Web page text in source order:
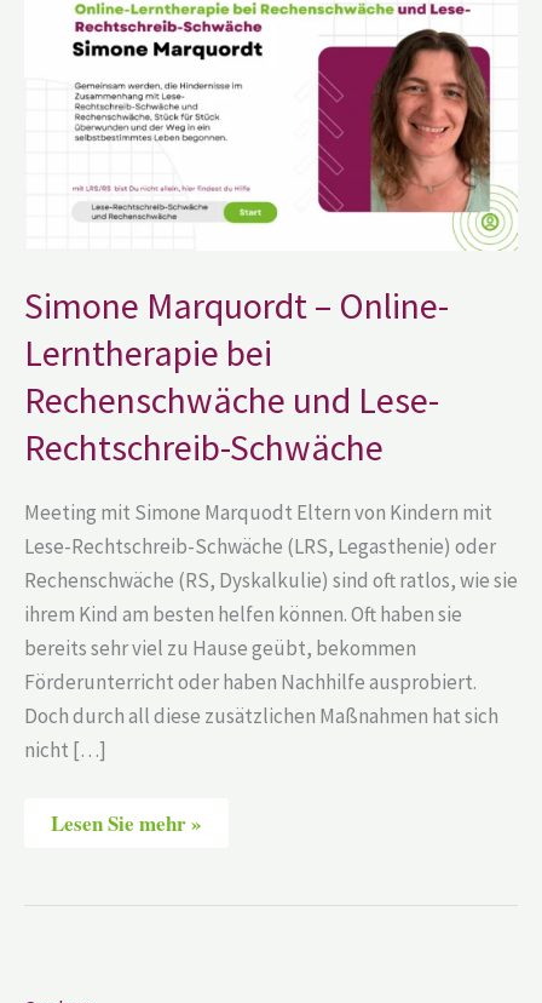
Simone Marquordt – Online-
Lerntherapie bei
Rechenschwäche und Lese-
Rechtschreib-Schwäche
Meeting mit Simone Marquodt Eltern von Kindern mit
Lese-Rechtschreib-Schwäche (LRS, Legasthenie) oder
Rechenschwäche (RS, Dyskalkulie) sind oft ratlos, wie sie
ihrem Kind am besten helfen können. Oft haben sie
bereits sehr viel zu Hause geübt, bekommen
Förderunterricht oder haben Nachhilfe ausprobiert.
Doch durch all diese zusätzlichen Maßnahmen hat sich
nicht […]
Online-
Lerntherapie
bei
Rechenschwäche
und
Lese-
Schwäche
Lesen Sie mehr »